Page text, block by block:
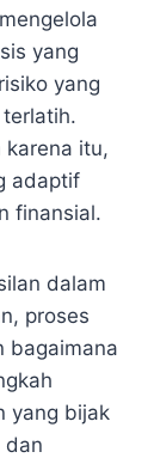
yang
yang
karena itu,
adaptif
finansial.
dalam
proses
bagaimana
yang bijak
dan